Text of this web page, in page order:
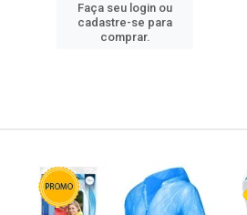
Faça seu login ou
cadastre-se para
comprar.